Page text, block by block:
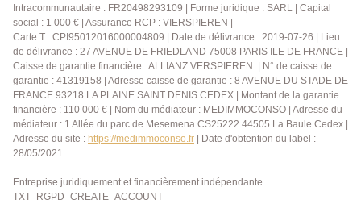
Intracommunautaire : FR20498293109 | Forme juridique : SARL | Capital
social : 1 000 € | Assurance RCP : VIERSPIEREN |
Carte T : CPI95012016000004809 | Date de délivrance : 2019-07-26 | Lieu
de délivrance : 27 AVENUE DE FRIEDLAND 75008 PARIS ILE DE FRANCE |
Caisse de garantie financière : ALLIANZ VERSPIEREN. | N° de caisse de
garantie : 41319158 | Adresse caisse de garantie : 8 AVENUE DU STADE DE
FRANCE 93218 LA PLAINE SAINT DENIS CEDEX | Montant de la garantie
financière : 110 000 € | Nom du médiateur : MEDIMMOCONSO | Adresse du
médiateur : 1 Allée du parc de Mesemena CS25222 44505 La Baule Cedex |
Adresse du site : https://medimmoconso.fr | Date d'obtention du label :
28/05/2021
Entreprise juridiquement et financièrement indépendante
TXT_RGPD_CREATE_ACCOUNT